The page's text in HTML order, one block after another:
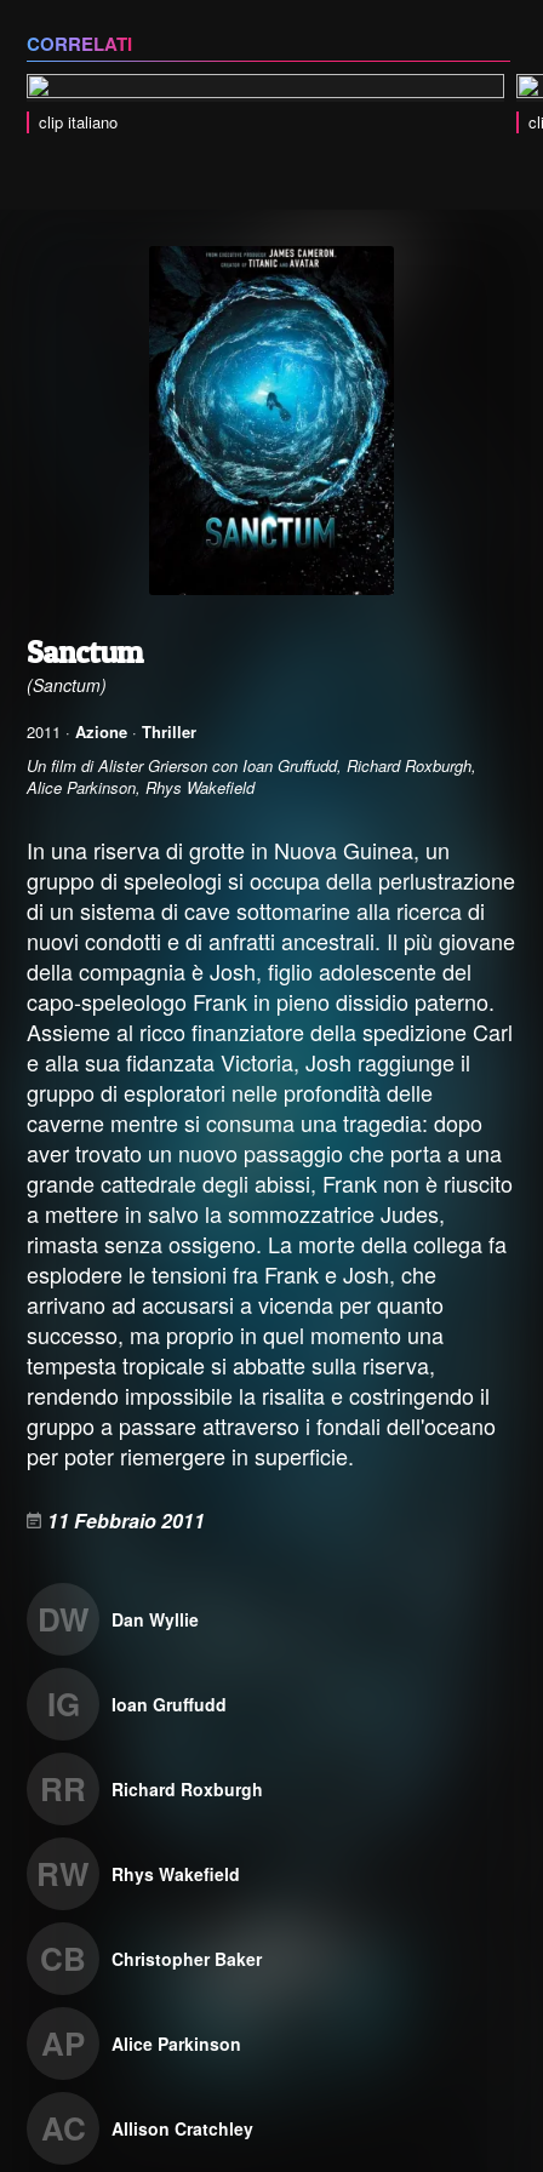
CORRELATI
clip italiano
Sanctum
(Sanctum)
2011 · Azione ·Thriller
Un film di Alister Grierson con Ioan Gruffudd, Richard Roxburgh,
Alice Parkinson, Rhys Wakefield
In una riserva di grotte in Nuova Guinea, un
gruppo di speleologi si occupa della perlustrazione
di un sistema di cave sottomarine alla ricerca di
nuovi condotti e di anfratti ancestrali. Il più giovane
della compagnia è Josh, figlio adolescente del
capo-speleologo Frank in pieno dissidio paterno.
Assieme al ricco finanziatore della spedizione Carl
e alla sua fidanzata Victoria, Josh raggiunge il
gruppo di esploratori nelle profondità delle
caverne mentre si consuma una tragedia: dopo
aver trovato un nuovo passaggio che porta a una
grande cattedrale degli abissi, Frank non è riuscito
a mettere in salvo la sommozzatrice Judes,
rimasta senza ossigeno. La morte della collega fa
esplodere le tensioni fra Frank e Josh, che
arrivano ad accusarsi a vicenda per quanto
successo, ma proprio in quel momento una
tempesta tropicale si abbatte sulla riserva,
rendendo impossibile la risalita e costringendo il
gruppo a passare attraverso i fondali dell'oceano
per poter riemergere in superficie.
11 Febbraio 2011
DW Dan Wyllie
IG Ioan Gruffudd
RR Richard Roxburgh
RW Rhys Wakefield
CB Christopher Baker
AP Alice Parkinson
AC Allison Cratchley